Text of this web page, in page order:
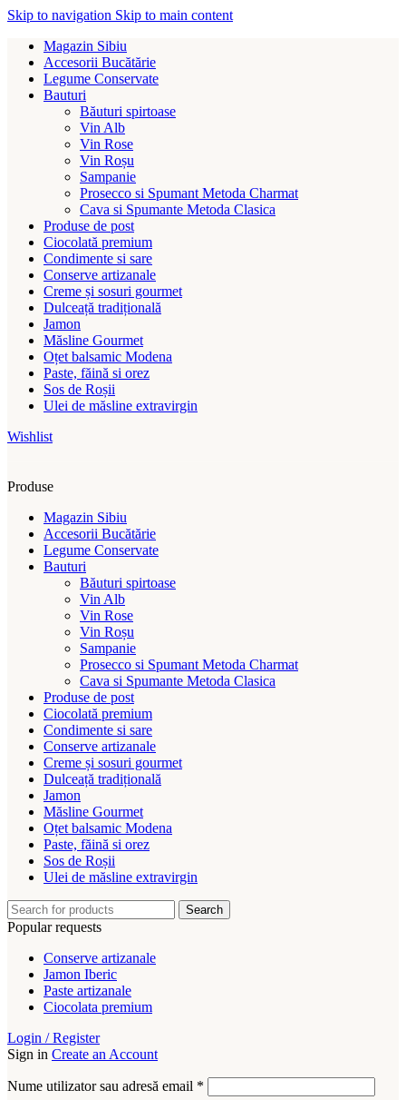
Skip to navigation Skip to main content
Magazin Sibiu
Accesorii Bucătărie
Legume Conservate
Bauturi
Băuturi spirtoase
Vin Alb
Vin Rose
Vin Roșu
Sampanie
Prosecco si Spumant Metoda Charmat
Cava si Spumante Metoda Clasica
Produse de post
Ciocolată premium
Condimente si sare
Conserve artizanale
Creme și sosuri gourmet
Dulceață tradițională
Jamon
Măsline Gourmet
Oțet balsamic Modena
Paste, făină si orez
Sos de Roșii
Ulei de măsline extravirgin
Wishlist
Produse
Magazin Sibiu
Accesorii Bucătărie
Legume Conservate
Bauturi
Băuturi spirtoase
Vin Alb
Vin Rose
Vin Roșu
Sampanie
Prosecco si Spumant Metoda Charmat
Cava si Spumante Metoda Clasica
Produse de post
Ciocolată premium
Condimente si sare
Conserve artizanale
Creme și sosuri gourmet
Dulceață tradițională
Jamon
Măsline Gourmet
Oțet balsamic Modena
Paste, făină si orez
Sos de Roșii
Ulei de măsline extravirgin
Search
Popular requests
Conserve artizanale
Jamon Iberic
Paste artizanale
Ciocolata premium
Login / Register
Sign in Create an Account
Nume utilizator sau adresă email *